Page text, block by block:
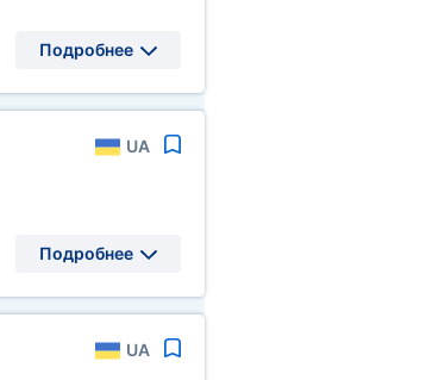
Подробнее
UA
Подробнее
UA